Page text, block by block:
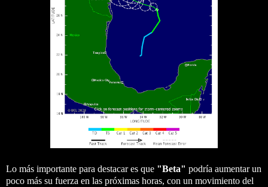
Lo más importante para destacar es que "Beta" podría aumentar un
poco más su fuerza en las próximas horas, con un movimiento del